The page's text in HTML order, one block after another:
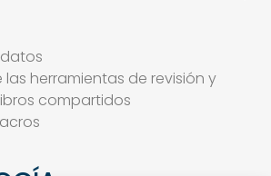
las herramientas de revisión y
compartidos